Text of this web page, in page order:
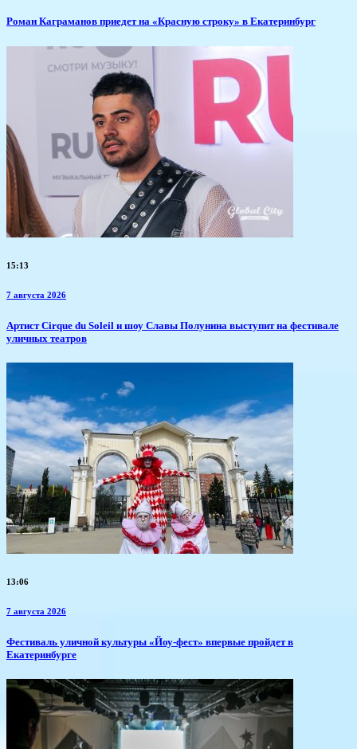
​Роман Каграманов приедет на «Красную строку» в Екатеринбург
15:13
7 августа 2026
Артист Cirque du Soleil и шоу Славы Полунина выступит на фестивале
уличных театров
13:06
7 августа 2026
​Фестиваль уличной культуры «Йоу-фест» впервые пройдет в
Екатеринбурге